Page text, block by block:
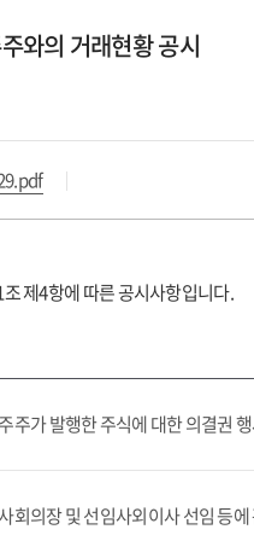
와의 거래현황 공시
제4항에 따른 공시사항입니다.
주가 발행한 주식에 대한 의결권
회의장 및 선임사외이사 선임 등에